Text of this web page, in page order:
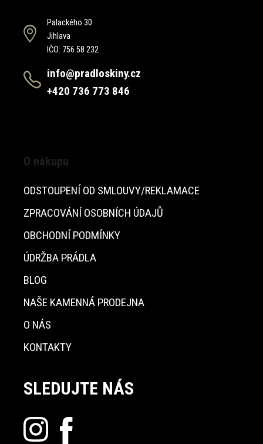
Palackého 30
Jihlava
IČO: 756 58 232
info@pradloskiny.cz
+420 736 773 846
O nákupu
ODSTOUPENÍ OD SMLOUVY/REKLAMACE
ZPRACOVÁNÍ OSOBNÍCH ÚDAJŮ
OBCHODNÍ PODMÍNKY
ÚDRŽBA PRÁDLA
BLOG
NAŠE KAMENNÁ PRODEJNA
O NÁS
KONTAKTY
SLEDUJTE NÁS